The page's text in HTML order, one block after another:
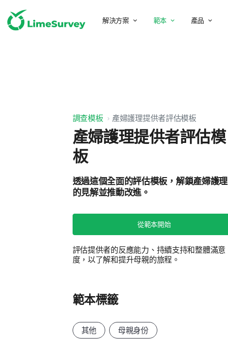
解決方案 範本 產品
調查模板 產婦護理提供者評估模板
產婦護理提供者評估模
板
透過這個全面的評估模板，解鎖產婦護理
的見解並推動改進。
從範本開始
評估提供者的反應能力、持續支持和整體滿意
度，以了解和提升母親的旅程。
範本標籤
其他 母親身份